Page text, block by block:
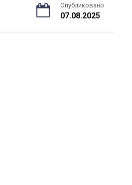
Опубликовано
07.08.2025